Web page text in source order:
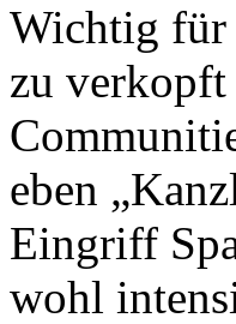
Wichtig für
zu
eben
Eingriff
wohl